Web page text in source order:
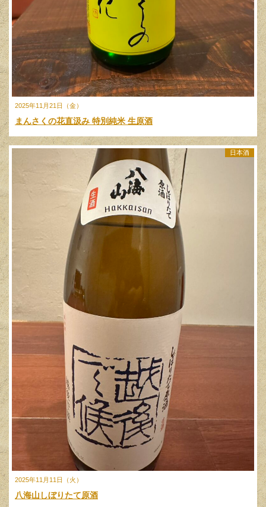
2025年11月21日（金）
まんさくの花直汲み 特別純米 生原酒
2025年11月11日（火）
日本酒
八海山しぼりたて原酒